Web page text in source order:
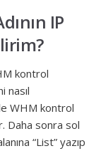
IP
kontrol
nasıl
WHM kontrol
Daha sonra sol
“List” yazıp